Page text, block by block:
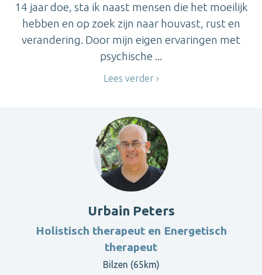
14 jaar doe, sta ik naast mensen die het moeilijk
hebben en op zoek zijn naar houvast, rust en
verandering. Door mijn eigen ervaringen met
psychische ...
Lees verder
Urbain Peters
Holistisch therapeut en Energetisch
therapeut
Bilzen (65km)